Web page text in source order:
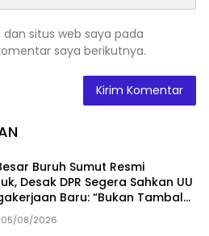
situs web saya pada
saya berikutnya.
Buruh Sumut Resmi
Desak DPR Segera Sahkan UU
Baru: “Bukan Tambal
Perubahan Total”
05/08/2026